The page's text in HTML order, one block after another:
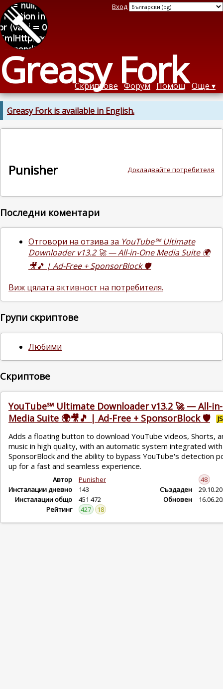
Greasy Fork
Вход
Скриптове Форум Помощ Още
Greasy Fork is available in English.
Докладвайте потребителя
Punisher
Последни коментари
Отговори на отзива за YouTube℠ Ultimate
Downloader v13.2 🚀 — All-in-One Media Suite 🌍
🎥🎵 | Ad-Free + SponsorBlock 🛡
Виж цялата активност на потребителя.
Групи скриптове
Любими
Скриптове
YouTube℠ Ultimate Downloader v13.2 🚀 — All-
Media Suite 🌍🎥🎵 | Ad-Free + SponsorBlock 🛡
JS
Adds a floating button to download YouTube videos, Shorts,
music in high quality, with an automatic system integrated with
SponsorBlock and the ability to bypass YouTube's detection
up for a fast and seamless experience.
Автор
Punisher
Инсталации дневно
143
Инсталации общо
451 472
Рейтинг
427 18
48
Създаден
Обновен